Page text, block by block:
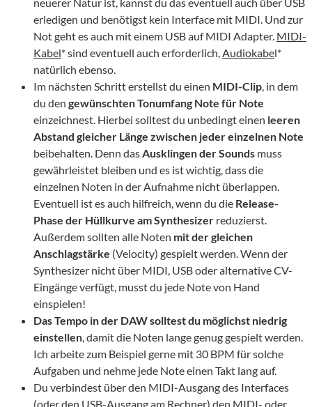
neuerer Natur ist, kannst du das eventuell auch über USB
erledigen und benötigst kein Interface mit MIDI. Und zur
Not geht es auch mit einem USB auf MIDI Adapter. MIDI-
Kabel* sind eventuell auch erforderlich,Audiokabel*
natürlich ebenso.
Im nächsten Schritt erstellst du einen MIDI-Clip, in dem
du den gewünschten Tonumfang Note für Note
einzeichnest. Hierbei solltest du unbedingt einen leeren
Abstand gleicher Länge zwischen jeder einzelnen Note
beibehalten. Denn dasAusklingen der Sounds muss
gewährleistet bleiben und es ist wichtig, dass die
einzelnen Noten in der Aufnahme nicht überlappen.
Eventuell ist es auch hilfreich, wenn du die Release-
Phase der Hüllkurve am Synthesizer reduzierst.
Außerdem sollten alle Noten mit der gleichen
Anschlagstärke (Velocity) gespielt werden. Wenn der
Synthesizer nicht über MIDI, USB oder alternative CV-
Eingänge verfügt, musst du jede Note von Hand
einspielen!
Das Tempo in der DAW solltest du möglichst niedrig
einstellen, damit die Noten lange genug gespielt werden.
Ich arbeite zum Beispiel gerne mit 30 BPM für solche
Aufgaben und nehme jede Note einen Takt lang auf.
Du verbindest über den MIDI-Ausgang des Interfaces
(oder den USB-Ausgang am Rechner) den MIDI- oder